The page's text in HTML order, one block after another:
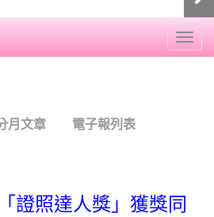
月文章 電子報列表
證照達人獎」獲獎同